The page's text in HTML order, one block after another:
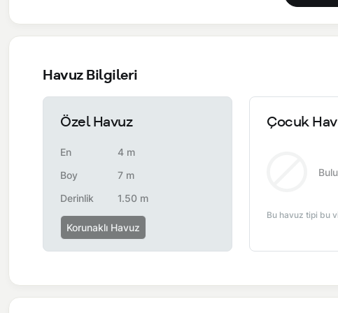
yol çalışması, elektrik ve su kesintileri yaşanabilmektedir.
NOT: Villamızda ekstra 3000 tl ücret karşılığında ve
Havuz Bilgileri
Özel Havuz
En
4 m
Boy
7 m
Derinlik
1.50 m
Korunaklı Havuz
Çocuk
Bu havuz tipi bu